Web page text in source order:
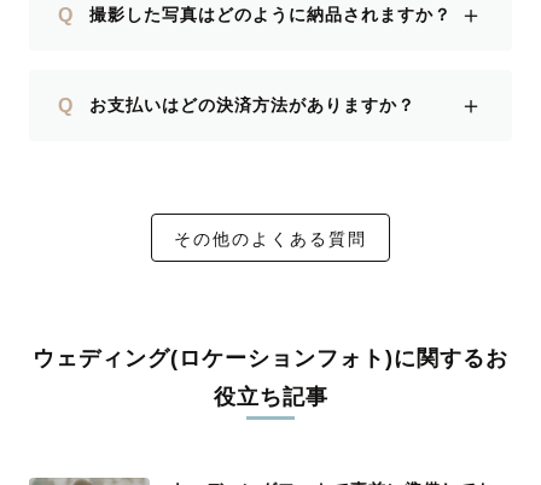
Q 撮影した写真はどのように納品されますか？ ＋
Q お支払いはどの決済方法がありますか？ ＋
その他のよくある質問
ウェディング(ロケーションフォト)に関するお
役立ち記事